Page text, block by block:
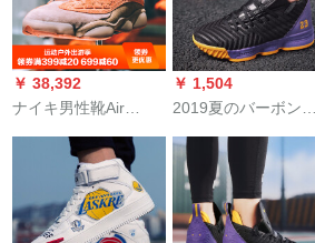
スポーツスポーツス
ポーツスポーツスポ
ーツスポーツスポー
ツスポーツスポーツ
スポーツスポーツス
ポーツスポーツスポ
ーツスポーツスポー
ツスポーツスポーツ
スポーツスポーツス
ポーツクラブクラブ
高ギャグブス42
￥ 38,392
ナイキ男性靴Air
AJ 13兵馬俑陳冠希連
名バスケトボブクラ
ブts兵馬俑粉橙セム革
AT 3102-200 42.5
￥ 1,504
2019夏のバーボンイ
商品の流行の靴の高
格格ルプロの板の靴
の男性のプロゴルゴ
靴の白の靴の男性の